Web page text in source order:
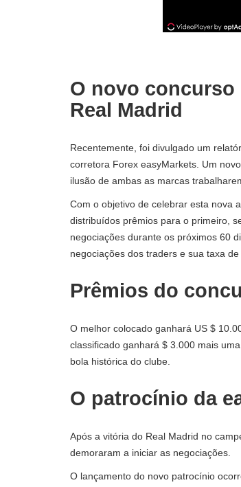
O novo
Real Madrid
Recentemente, foi divulgado um
corretora Forex easyMarkets. Um
ilusão de ambas as marcas
Com o objetivo de celebrar esta nova
distribuídos prêmios para o primeiro,
negociações durante os próximos 60
negociações dos traders e sua taxa
Prêmios do
O melhor colocado ganhará US $
classificado ganhará $ 3.000 mais
bola histórica do clube.
O patrocínio da
Após a vitória do Real Madrid no
demoraram a iniciar as negociações.
O lançamento do novo patrocínio